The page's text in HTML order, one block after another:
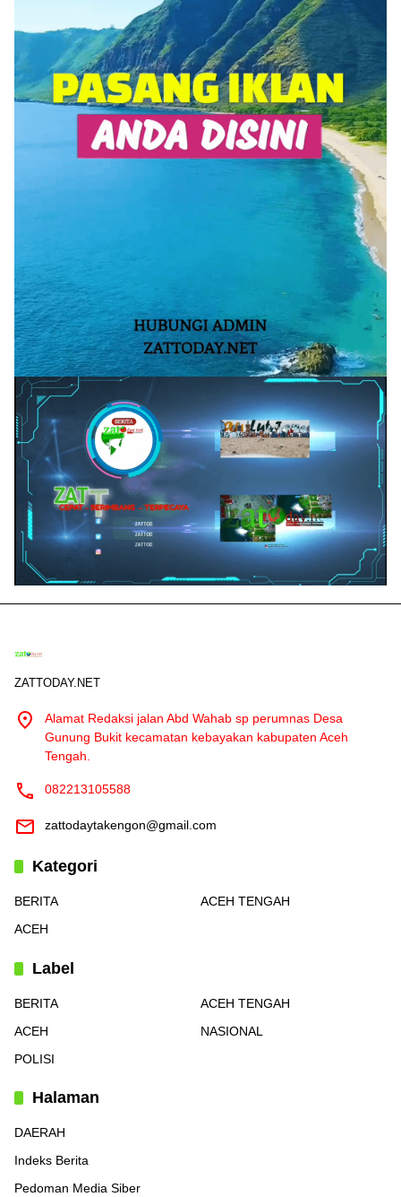
ZATTODAY.NET
Alamat Redaksi jalan Abd Wahab sp perumnas Desa
Gunung Bukit kecamatan kebayakan kabupaten Aceh
Tengah.
082213105588
zattodaytakengon@gmail.com
Kategori
BERITA
ACEH TENGAH
ACEH
Label
BERITA
ACEH TENGAH
ACEH
NASIONAL
POLISI
Halaman
DAERAH
Indeks Berita
Pedoman Media Siber